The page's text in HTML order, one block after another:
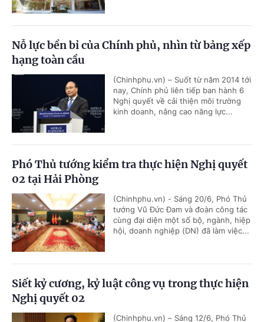
Nỗ lực bền bỉ của Chính phủ, nhìn từ bảng xếp
hạng toàn cầu
(Chinhphu.vn) – Suốt từ năm 2014 tới
nay, Chính phủ liên tiếp ban hành 6
Nghị quyết về cải thiện môi trường
kinh doanh, nâng cao năng lực...
Phó Thủ tướng kiểm tra thực hiện Nghị quyết
02 tại Hải Phòng
(Chinhphu.vn) - Sáng 20/6, Phó Thủ
tướng Vũ Đức Đam và đoàn công tác
cùng đại diện một số bộ, ngành, hiệp
hội, doanh nghiệp (DN) đã làm việc...
Siết kỷ cương, kỷ luật công vụ trong thực hiện
Nghị quyết 02
(Chinhphu.vn) – Sáng 12/6, Phó Thủ